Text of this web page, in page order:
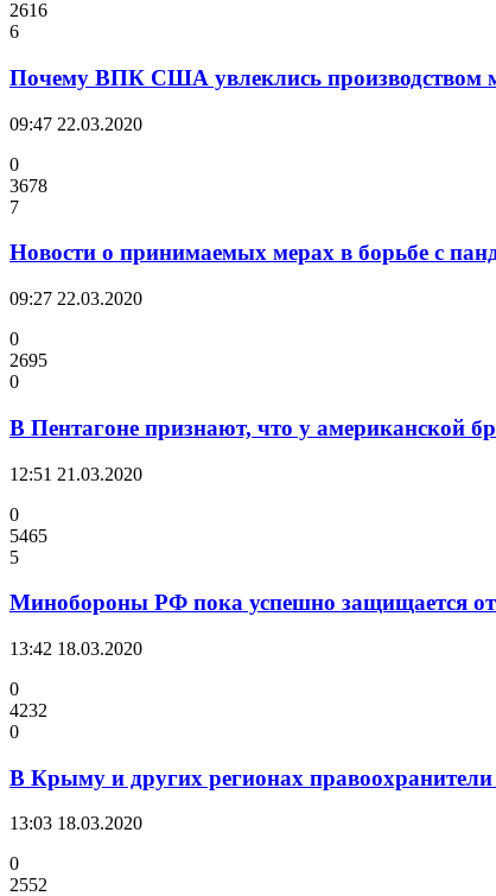
2616
6
Почему ВПК США увлеклись
09:47 22.03.2020
0
3678
7
Новости о принимаемых мерах в борьбе с
09:27 22.03.2020
0
2695
0
В Пентагоне признают, что у американской
12:51 21.03.2020
0
5465
5
Минобороны РФ пока успешно защищается
13:42 18.03.2020
0
4232
0
В Крыму и других регионах
13:03 18.03.2020
0
2552